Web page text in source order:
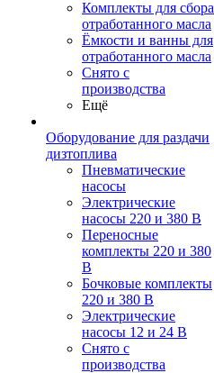
Комплекты для сбора
отработанного масла
Ёмкости и ванны для
отработанного масла
Снято с
производства
Ещё
Оборудование для раздачи
дизтоплива
Пневматические
насосы
Электрические
насосы 220 и 380 В
Переносные
комплекты 220 и 380
В
Бочковые комплекты
220 и 380 В
Электрические
насосы 12 и 24 В
Снято с
производства